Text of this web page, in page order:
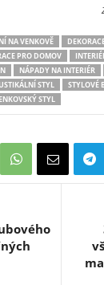
NA VENKOVĚ
PRO DOMOV
NÁPADY NA INTERIÉR
STYL STYLOVÉ
STYL